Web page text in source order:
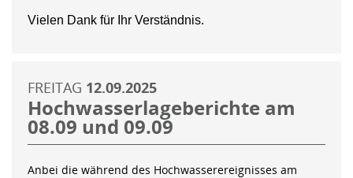
Vielen Dank für Ihr Verständnis.
FREITAG 12.09.2025
Hochwasserlageberichte am
08.09 und 09.09
Anbei die während des Hochwasserereignisses am